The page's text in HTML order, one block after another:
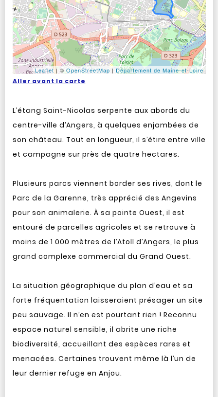
Leaflet |©OpenStreetMap|Département de Maine-et-Loire
Aller avant la carte
L’étang Saint-Nicolas serpente aux abords du
centre-ville d’Angers, à quelques enjambées de
son château. Tout en longueur, il s’étire entre ville
et campagne sur près de quatre hectares.
Plusieurs parcs viennent border ses rives, dont le
Parc de la Garenne, très apprécié des Angevins
pour son animalerie. À sa pointe Ouest, il est
entouré de parcelles agricoles et se retrouve à
moins de 1 000 mètres de l’Atoll d’Angers, le plus
grand complexe commercial du Grand Ouest.
La situation géographique du plan d’eau et sa
forte fréquentation laisseraient présager un site
peu sauvage. Il n’en est pourtant rien ! Reconnu
espace naturel sensible, il abrite une riche
biodiversité, accueillant des espèces rares et
menacées. Certaines trouvent même là l’un de
leur dernier refuge en Anjou.